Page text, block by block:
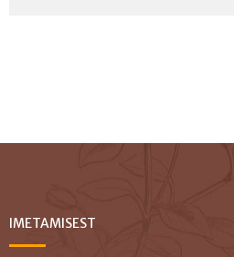
IMETAMISEST